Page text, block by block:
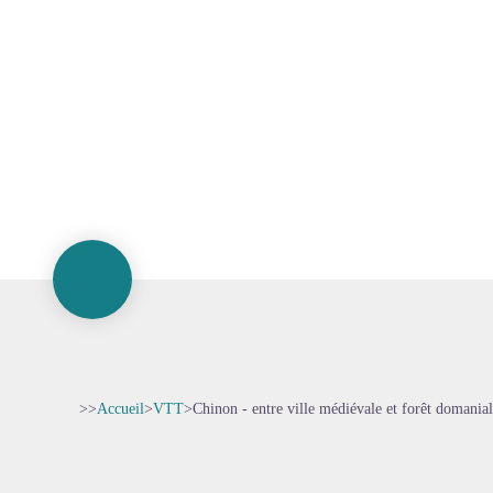
>>Accueil>VTT>Chinon - entre ville médiévale et forêt